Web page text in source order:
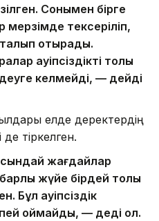
Сонымен бірге
мерзімде тексеріліп,
отырады.
қауіпсіздікті толық
келмейді, — дейді
елде деректердің
тіркелген.
жағдайлар
жүйе бірдей толық
Бұл қауіпсіздік
қоймайды, — деді ол.